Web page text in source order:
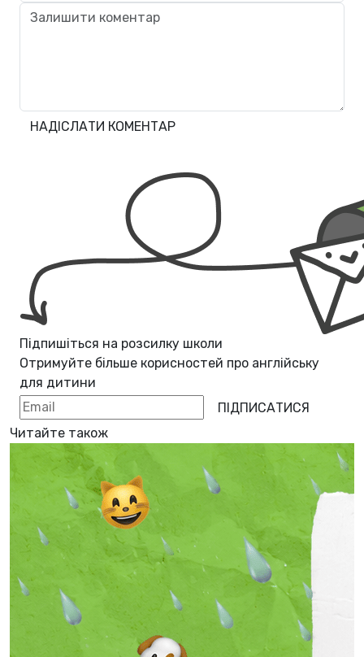
НАДІСЛАТИ КОМЕНТАР
Підпишіться на розсилку школи
Отримуйте більше корисностей про англійську
для дитини
ПІДПИСАТИСЯ
Читайте також